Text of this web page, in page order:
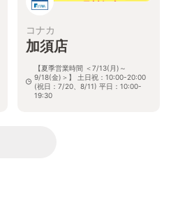
コナカ
加須店
【夏季営業時間 ＜7/13(月)～
9/18(金)＞】 土日祝：10:00-20:00
(祝日：7/20、8/11) 平日：10:00-
19:30